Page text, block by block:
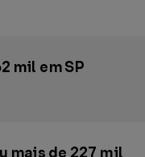
mil em SP
mais de 227 mil